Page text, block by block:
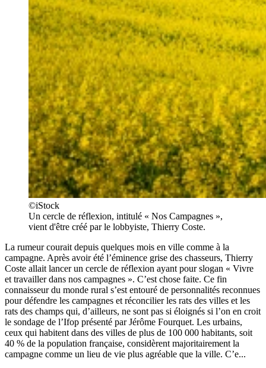
©iStock
Un cercle de réflexion, intitulé « Nos Campagnes »,
vient d'être créé par le lobbyiste, Thierry Coste.
La rumeur courait depuis quelques mois en ville comme à la
campagne. Après avoir été l’éminence grise des chasseurs, Thierry
Coste allait lancer un cercle de réflexion ayant pour slogan « Vivre
et travailler dans nos campagnes ». C’est chose faite. Ce fin
connaisseur du monde rural s’est entouré de personnalités reconnues
pour défendre les campagnes et réconcilier les rats des villes et les
rats des champs qui, d’ailleurs, ne sont pas si éloignés si l’on en croit
le sondage de l’Ifop présenté par Jérôme Fourquet. Les urbains,
ceux qui habitent dans des villes de plus de 100 000 habitants, soit
40 % de la population française, considèrent majoritairement la
campagne comme un lieu de vie plus agréable que la ville. C’e...